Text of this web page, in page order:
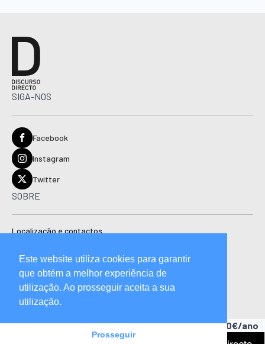
SIGA-NOS
Facebook
Instagram
Twitter
SOBRE
Localização e contactos
Ficha técnica
Manual de boas práticas editoriais e código de conduta
Descubra as vantagens de ser assinante.A partir de 15,90€/ano
Este website utiliza cookies para garantir
que obtém a melhor experiência de
utilização. Ao prosseguir aceita a sua
utilização.
Prosseguir